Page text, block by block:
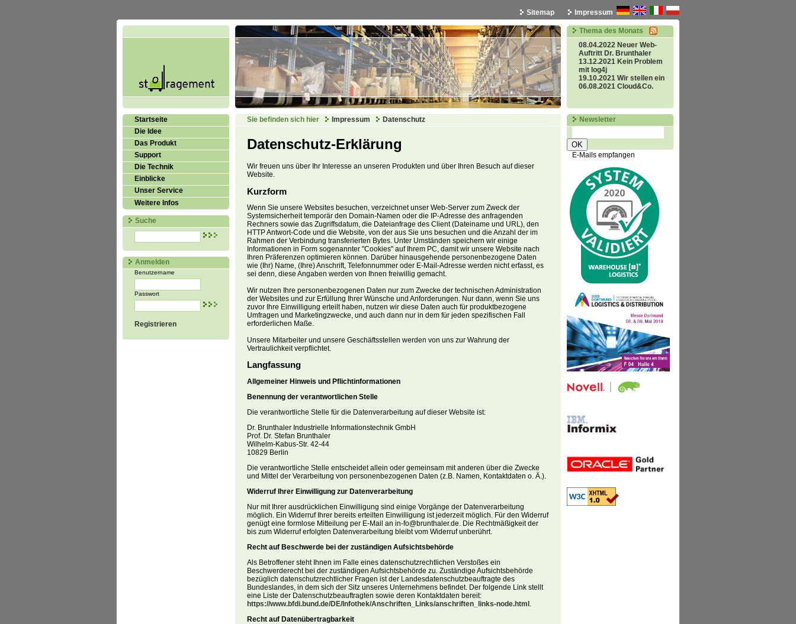
Sitemap Impressum
Thema des Monats
08.04.2022 Neuer Web-
Auftritt Dr. Brunthaler
13.12.2021 Kein Problem
mit log4j
19.10.2021 Wir stellen ein
06.08.2021 Cloud&Co.
Startseite
Die Idee
Das Produkt
Support
Die Technik
Einblicke
Unser Service
Weitere Infos
Suche
Anmelden
Benutzername
Passwort
Registrieren
Sie befinden sich hier Impressum Datenschutz
Datenschutz-Erklärung
Wir freuen uns über Ihr Interesse an unseren Produkten und über Ihren Besuch auf dieser
Website.
Kurzform
Wenn Sie unsere Websites besuchen, verzeichnet unser Web-Server zum Zweck der
Systemsicherheit temporär den Domain-Namen oder die IP-Adresse des anfragenden
Rechners sowie das Zugriffsdatum, die Dateianfrage des Client (Dateiname und URL), den
HTTP Antwort-Code und die Website, von der aus Sie uns besuchen und die Anzahl der im
Rahmen der Verbindung transferierten Bytes. Unter Umständen speichern wir einige
Informationen in Form sogenannter "Cookies" auf Ihrem PC, damit wir unsere Website nach
Ihren Präferenzen optimieren können. Darüber hinausgehende personenbezogene Daten
wie (Ihr) Name, (Ihre) Anschrift, Telefonnummer oder E-Mail-Adresse werden nicht erfasst, es
sei denn, diese Angaben werden von Ihnen freiwillig gemacht.
Wir nutzen Ihre personenbezogenen Daten nur zum Zwecke der technischen Administration
der Websites und zur Erfüllung Ihrer Wünsche und Anforderungen. Nur dann, wenn Sie uns
zuvor Ihre Einwilligung erteilt haben, nutzen wir diese Daten auch für produktbezogene
Umfragen und Marketingzwecke, und auch dann nur in dem für jeden spezifischen Fall
erforderlichen Maße.
Unsere Mitarbeiter und unsere Geschäftsstellen werden von uns zur Wahrung der
Vertraulichkeit verpflichtet.
Langfassung
Allgemeiner Hinweis und Pflichtinformationen
Benennung der verantwortlichen Stelle
Die verantwortliche Stelle für die Datenverarbeitung auf dieser Website ist:
Dr. Brunthaler Industrielle Informationstechnik GmbH
Prof. Dr. Stefan Brunthaler
Wilhelm-Kabus-Str. 42-44
10829 Berlin
Die verantwortliche Stelle entscheidet allein oder gemeinsam mit anderen über die Zwecke
und Mittel der Verarbeitung von personenbezogenen Daten (z.B. Namen, Kontaktdaten o. Ä.).
Widerruf Ihrer Einwilligung zur Datenverarbeitung
Nur mit Ihrer ausdrücklichen Einwilligung sind einige Vorgänge der Datenverarbeitung
möglich. Ein Widerruf Ihrer bereits erteilten Einwilligung ist jederzeit möglich. Für den Widerruf
genügt eine formlose Mitteilung per E-Mail an in-fo@brunthaler.de. Die Rechtmäßigkeit der
bis zum Widerruf erfolgten Datenverarbeitung bleibt vom Widerruf unberührt.
Recht auf Beschwerde bei der zuständigen Aufsichtsbehörde
Als Betroffener steht Ihnen im Falle eines datenschutzrechtlichen Verstoßes ein
Beschwerderecht bei der zuständigen Aufsichtsbehörde zu. Zuständige Aufsichtsbehörde
bezüglich datenschutzrechtlicher Fragen ist der Landesdatenschutzbeauftragte des
Bundeslandes, in dem sich der Sitz unseres Unternehmens befindet. Der folgende Link stellt
eine Liste der Datenschutzbeauftragten sowie deren Kontaktdaten bereit:
https://www.bfdi.bund.de/DE/Infothek/Anschriften_Links/anschriften_links-node.html .
Recht auf Datenübertragbarkeit
Newsletter
OK
E-Mails empfangen